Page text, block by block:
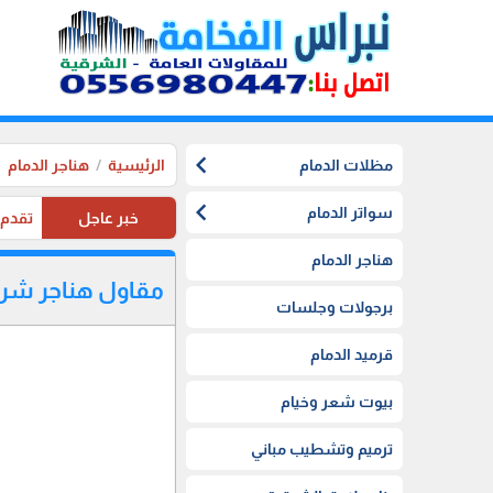
مظلات الدمام chevron_left
سواتر الدمام chevron_left
هناجر الدمام
برجولات وجلسات
قرميد الدمام
بيوت شعر وخيام
ترميم وتشطيب مباني
الرئيسية هناجر الدمام
خبر عاجل تقدم موسستنا تخفيضات
مقاول هناجر